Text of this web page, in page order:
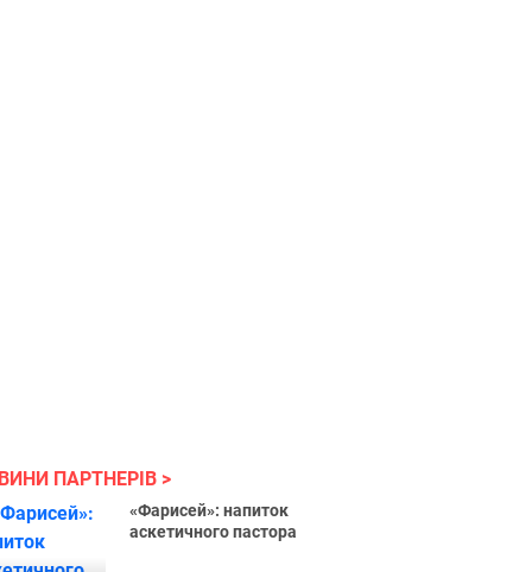
ПАРТНЕРІВ
«Фарисей»: напиток
аскетичного пастора